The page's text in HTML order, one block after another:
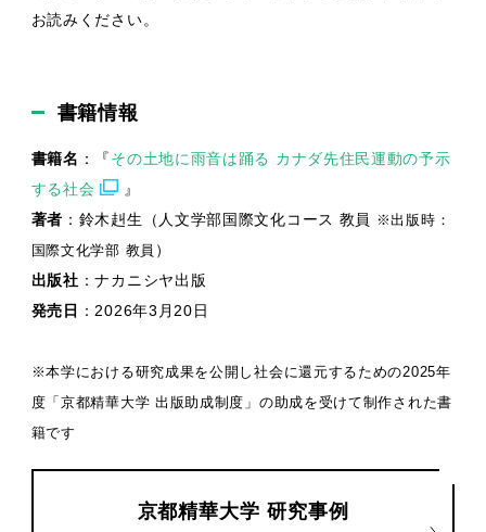
お読みください。
書籍情報
書籍名 ：『その土地に雨音は踊る カナダ先住民運動の予示
する社会
』
著者 ：鈴木赳生（人文学部国際文化コース 教員
※出版時：
国際文化学部 教員 ）
出版社 ：ナカニシヤ出版
発売日
：2026年3月20日
※本学における研究成果を公開し社会に還元するための2025年
度「京都精華大学 出版助成制度」の助成を受けて制作された書
籍です
京都精華大学 研究事例